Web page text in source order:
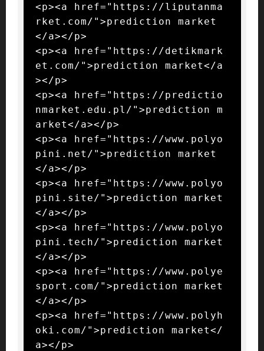
<p><a href="https://liputanma
rket.com/">prediction market
</a></p>
<p><a href="https://detikmark
et.com/">prediction market</a
></p>
<p><a href="https://predictio
nmarket.edu.pl/">prediction m
arket</a></p>
<p><a href="https://www.polyo
pini.net/">prediction market
</a></p>
<p><a href="https://www.polyo
pini.site/">prediction market
</a></p>
<p><a href="https://www.polyo
pini.tech/">prediction market
</a></p>
<p><a href="https://www.polye
sport.com/">prediction market
</a></p>
<p><a href="https://www.polyh
oki.com/">prediction market</
a></p>